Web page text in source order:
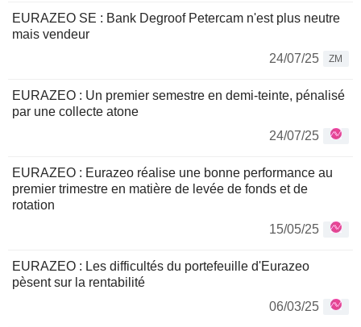
EURAZEO SE : Bank Degroof Petercam n'est plus neutre
mais vendeur
24/07/25
ZM
EURAZEO : Un premier semestre en demi-teinte, pénalisé
par une collecte atone
24/07/25
EURAZEO : Eurazeo réalise une bonne performance au
premier trimestre en matière de levée de fonds et de
rotation
15/05/25
EURAZEO : Les difficultés du portefeuille d'Eurazeo
pèsent sur la rentabilité
06/03/25